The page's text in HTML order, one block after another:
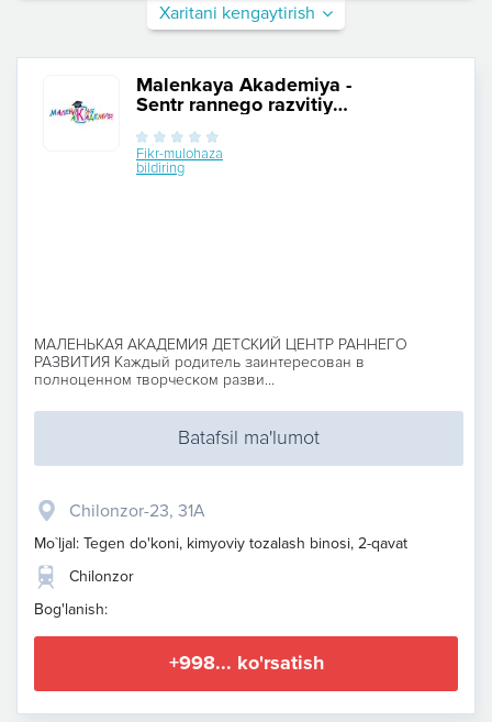
Xaritani kengaytirish
Malenkaya Akademiya -
Sentr rannego razvitiya i
obrazovaniya detey
Fikr-mulohaza
bildiring
МАЛЕНЬКАЯ АКАДЕМИЯ ДЕТСКИЙ ЦЕНТР РАННЕГО
РАЗВИТИЯ Каждый родитель заинтересован в
полноценном творческом разви...
Batafsil ma'lumot
Chilonzor-23, 31A
Mo`ljal: Tegen do'koni, kimyoviy tozalash binosi, 2-qavat
Chilonzor
Bog'lanish:
+998... ko'rsatish